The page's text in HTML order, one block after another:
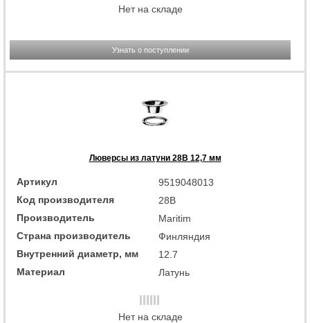
Нет на складе
Узнать о поступлении
Люверсы из латуни 28B 12,7 мм
Артикул
9519048013
Код производителя
28B
Производитель
Maritim
Страна производитель
Финляндия
Внутренний диаметр, мм
12.7
Материал
Латунь
Нет на складе